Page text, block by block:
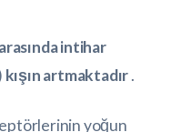
intihar
kışın artmaktadır.
yoğun